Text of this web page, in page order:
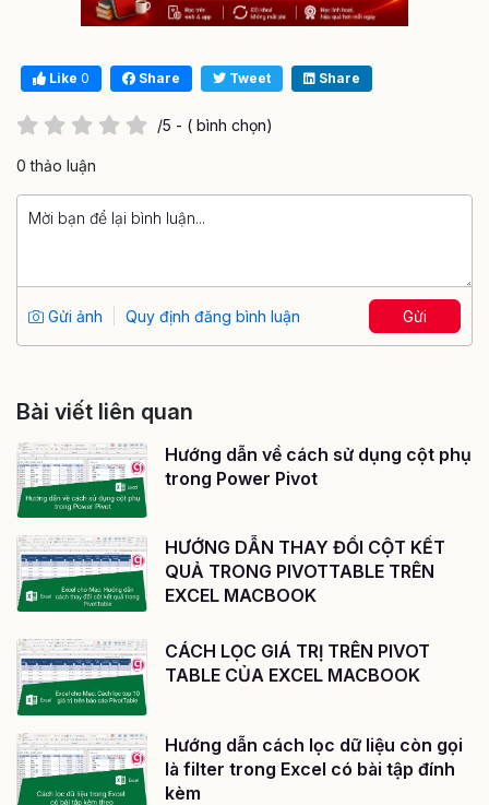
Like 0 Share Tweet Share
/5 - ( bình chọn)
0 thảo luận
Gửi ảnh Quy định đăng bình luận Gửi
Bài viết liên quan
Hướng dẫn về cách sử dụng cột phụ
trong Power Pivot
HƯỚNG DẪN THAY ĐỔI CỘT KẾT
QUẢ TRONG PIVOTTABLE TRÊN
EXCEL MACBOOK
CÁCH LỌC GIÁ TRỊ TRÊN PIVOT
TABLE CỦA EXCEL MACBOOK
Hướng dẫn cách lọc dữ liệu còn gọi
là filter trong Excel có bài tập đính
kèm